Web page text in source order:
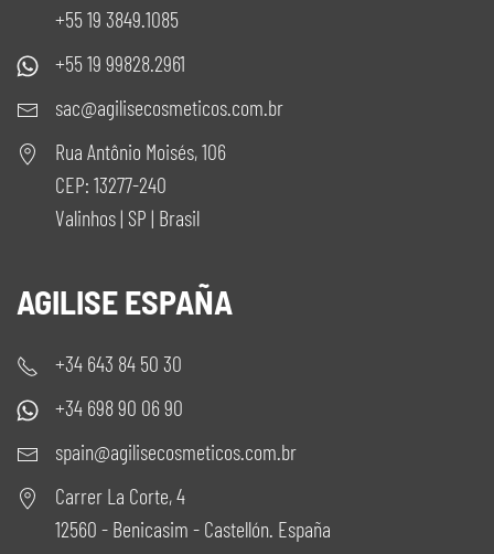
+55 19 3849.1085
+55 19 99828.2961
sac@agilisecosmeticos.com.br
Rua Antônio Moisés, 106
CEP: 13277-240
Valinhos | SP | Brasil
AGILISE ESPAÑA
+34 643 84 50 30
+34 698 90 06 90
spain@agilisecosmeticos.com.br
Carrer La Corte, 4
12560 - Benicasim - Castellón. España